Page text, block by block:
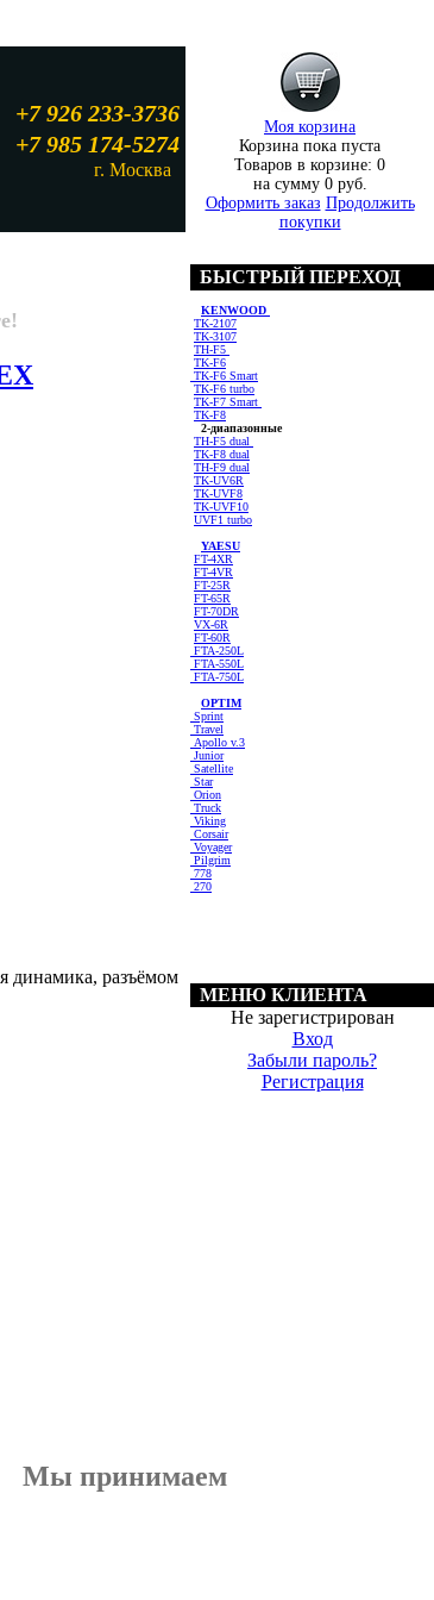
+7 926 233-3736
+7 985 174-5274
г. Москва
Моя корзина
Корзина пока пуста
Товаров в корзине: 0
на сумму 0 руб.
Оформить заказ Продолжить
покупки
динамика, разъёмом
БЫСТРЫЙ ПЕРЕХОД
KENWOOD
TK-2107
TK-3107
TH-F5
TK-F6
TK-F6 Smart
TK-F6 turbo
TK-F7 Smart
TK-F8
2-диапазонные
TH-F5 dual
TK-F8 dual
TH-F9 dual
TK-UV6R
TK-UVF8
TK-UVF10
UVF1 turbo
YAESU
FT-4XR
FT-4VR
FT-25R
FT-65R
FT-70DR
VX-6R
FT-60R
FTA-250L
FTA-550L
FTA-750L
OPTIM
Sprint
Travel
Apollo v.3
Junior
Satellite
Star
Orion
Truck
Viking
Corsair
Voyager
Pilgrim
778
270
МЕНЮ КЛИЕНТА
Не зарегистрирован
Вход
Забыли пароль?
Регистрация
Мы принимаем